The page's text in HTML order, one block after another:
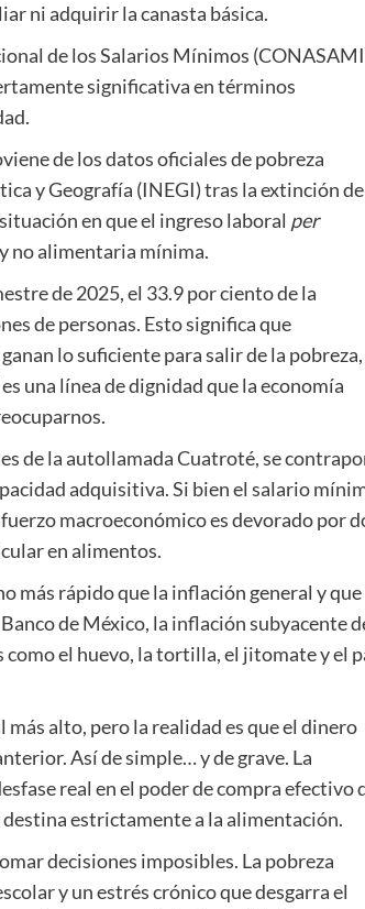
ni adquirir la canasta básica.
de los Salarios Mínimos
significativa en términos
de los datos oficiales de pobreza
y Geografía (INEGI) tras la extinción
en que el ingreso laboral per
no alimentaria mínima.
de 2025, el 33.9 por ciento de la
de personas. Esto significa que
lo suficiente para salir de la pobreza,
una línea de dignidad que la economía
de la autollamada Cuatroté, se
adquisitiva. Si bien el salario
macroeconómico es devorado por
en alimentos.
más rápido que la inflación general y que
de México, la inflación subyacente
el huevo, la tortilla, el jitomate y el
alto, pero la realidad es que el dinero
Así de simple… y de grave. La
real en el poder de compra efectivo
estrictamente a la alimentación.
decisiones imposibles. La pobreza
y un estrés crónico que desgarra el